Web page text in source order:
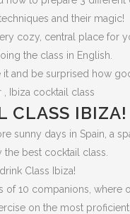
and their magic!
cozy, central place for
the class in English.
it and be surprised how
, Ibiza cocktail class
CLASS IBIZA!
sunny days in Spain, a
the best cocktail class.
Class Ibiza!
of 10 companions, where
on the most